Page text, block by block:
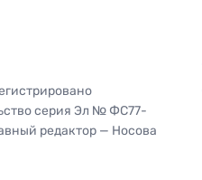
серия Эл № ФС77-
редактор — Носова